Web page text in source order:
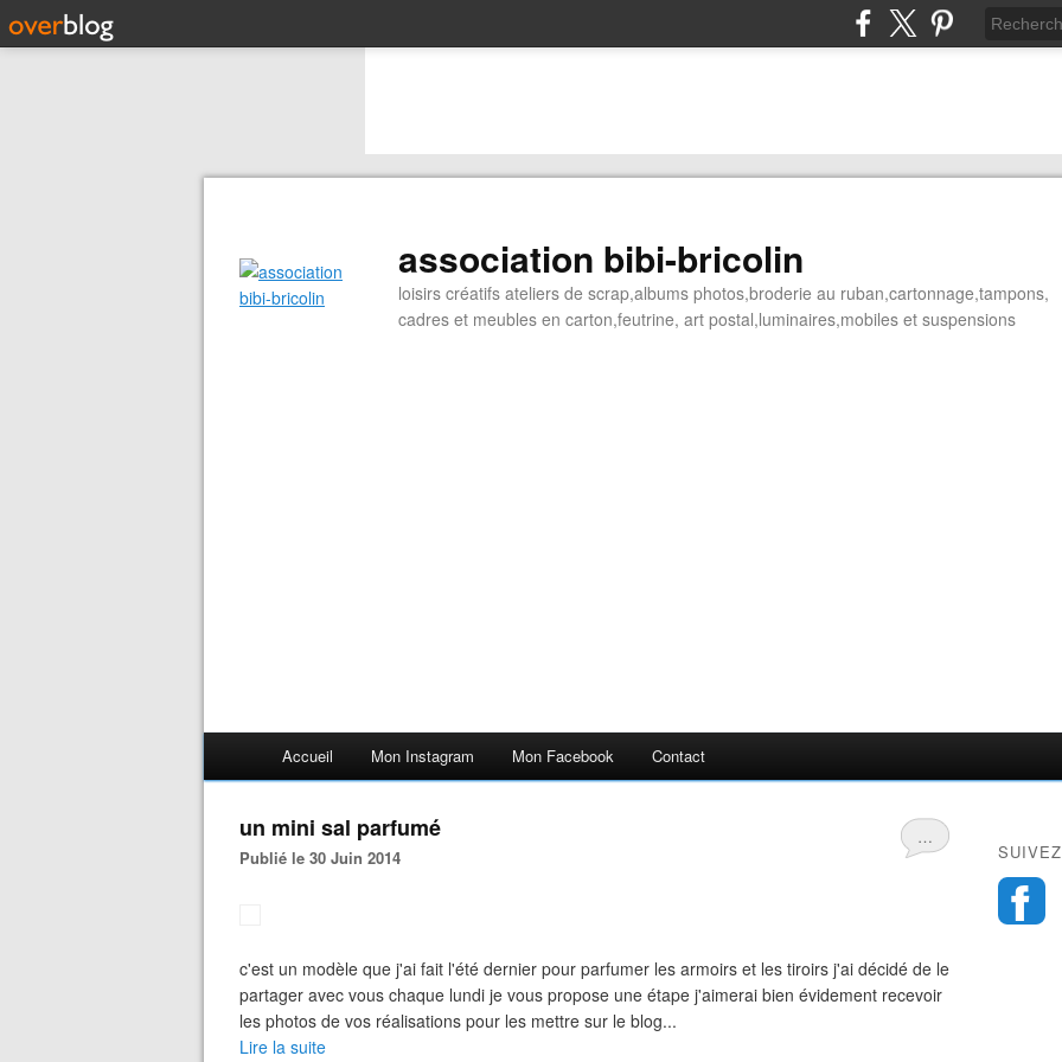
association bibi-bricolin
loisirs créatifs ateliers de scrap,albums photos,broderie au ruban,cartonnage,tampons,
cadres et meubles en carton,feutrine, art postal,luminaires,mobiles et suspensions
Accueil Mon Instagram Mon Facebook Contact
…
un mini sal parfumé
Publié le 30 Juin 2014
c'est un modèle que j'ai fait l'été dernier pour parfumer les armoirs et les tiroirs j'ai décidé de le
partager avec vous chaque lundi je vous propose une étape j'aimerai bien évidement recevoir
les photos de vos réalisations pour les mettre sur le blog...
Lire la suite